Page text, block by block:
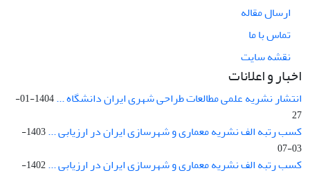
ارسال مقاله
تماس با ما
نقشه سایت
اخبار و اعلانات
انتشار نشریه علمی مطالعات طراحی شهری ایران دانشگاه ...
1404-01-
27
کسب رتبه الف نشریه معماری و شهرسازی ایران در ارزیابی ...
1403-
03-07
کسب رتبه الف نشریه معماری و شهرسازی ایران در ارزیابی ...
1402-